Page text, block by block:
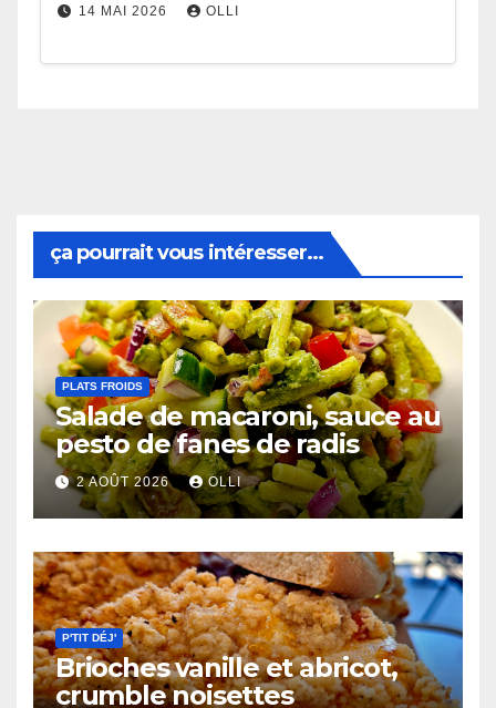
14 MAI 2026 OLLI
ça pourrait vous intéresser...
PLATS FROIDS
Salade de macaroni, sauce au
pesto de fanes de radis
2 AOÛT 2026 OLLI
P'TIT DÉJ'
Brioches vanille et abricot,
crumble noisettes